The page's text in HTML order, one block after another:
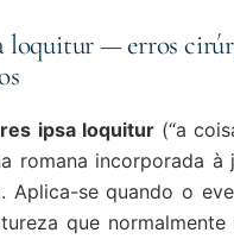
loquitur — erros
ipsa loquitur(“a
romana incorporada à
Aplica-se quando o
que normalmente